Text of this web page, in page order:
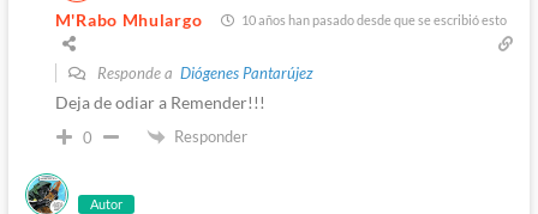
M'Rabo Mhulargo 10 años han pasado desde que se escribió esto
Responde a Diógenes Pantarújez
Deja de odiar a Remender!!!
0 Responder
Autor